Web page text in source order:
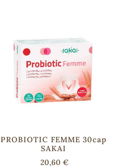
PROBIOTIC FEMME 30cap
SAKAI
20,60 €